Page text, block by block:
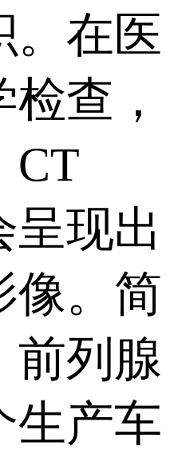
。在医
查，
CT
呈现出
像。简
前列腺
生产车